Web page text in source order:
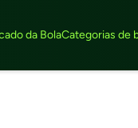
da BolaCategorias de